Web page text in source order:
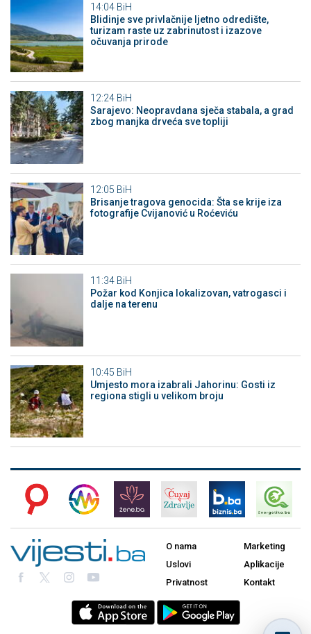
14:04 BiH
Blidinje sve privlačnije ljetno odredište,
turizam raste uz zabrinutost i izazove
očuvanja prirode
12:24 BiH
Sarajevo: Neopravdana sječa stabala, a grad
zbog manjka drveća sve topliji
12:05 BiH
Brisanje tragova genocida: Šta se krije iza
fotografije Cvijanović u Roćeviću
11:34 BiH
Požar kod Konjica lokalizovan, vatrogasci i
dalje na terenu
10:45 BiH
Umjesto mora izabrali Jahorinu: Gosti iz
regiona stigli u velikom broju
O nama
Uslovi
Privatnost
Marketing
Aplikacije
Kontakt